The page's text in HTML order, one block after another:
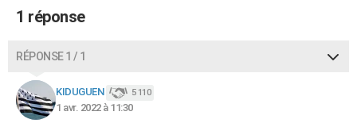
1 réponse
RÉPONSE 1 / 1
KIDUGUEN 5 110
1 avr. 2022 à 11:30